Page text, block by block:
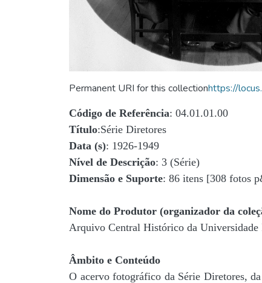
Permanent URI for this collectionhttps://
Código de Referência: 04.01.01.00
Título:Série Diretores
Data (s): 1926-1949
Nível de Descrição: 3 (Série)
Dimensão e Suporte: 86 itens [308 fotos
Nome do Produtor (organizador da
Arquivo Central Histórico da
Âmbito e Conteúdo
O acervo fotográfico da Série Diretores,